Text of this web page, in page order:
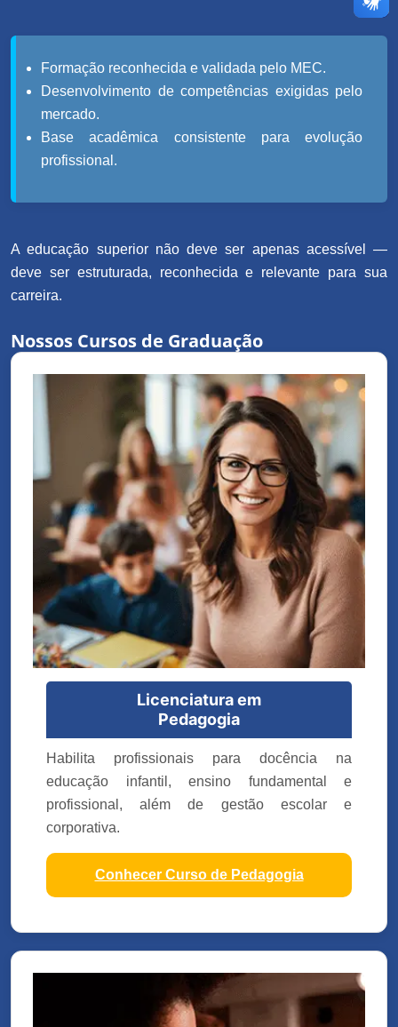
Formação reconhecida e validada pelo MEC.
Desenvolvimento de competências exigidas pelo
mercado.
Base acadêmica consistente para evolução
profissional.
A educação superior não deve ser apenas acessível —
deve ser estruturada, reconhecida e relevante para sua
carreira.
Nossos Cursos de Graduação
Licenciatura em
Pedagogia
Habilita profissionais para docência na
educação infantil, ensino fundamental e
profissional, além de gestão escolar e
corporativa.
Conhecer Curso de Pedagogia